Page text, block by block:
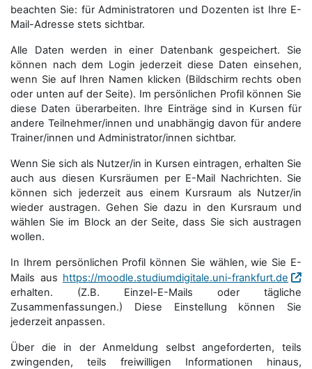
beachten Sie: für Administratoren und Dozenten ist Ihre E-
Mail-Adresse stets sichtbar.
Alle Daten werden in einer Datenbank gespeichert. Sie
können nach dem Login jederzeit diese Daten einsehen,
wenn Sie auf Ihren Namen klicken (Bildschirm rechts oben
oder unten auf der Seite). Im persönlichen Profil können Sie
diese Daten überarbeiten. Ihre Einträge sind in Kursen für
andere Teilnehmer/innen und unabhängig davon für andere
Trainer/innen und Administrator/innen sichtbar.
Wenn Sie sich als Nutzer/in in Kursen eintragen, erhalten Sie
auch aus diesen Kursräumen per E-Mail Nachrichten. Sie
können sich jederzeit aus einem Kursraum als Nutzer/in
wieder austragen. Gehen Sie dazu in den Kursraum und
wählen Sie im Block an der Seite, dass Sie sich austragen
wollen.
In Ihrem persönlichen Profil können Sie wählen, wie Sie E-
Mails aus https://moodle.studiumdigitale.uni-frankfurt.de
erhalten. (Z.B. Einzel-E-Mails oder tägliche
Zusammenfassungen.) Diese Einstellung können Sie
jederzeit anpassen.
Über die in der Anmeldung selbst angeforderten, teils
zwingenden, teils freiwilligen Informationen hinaus,